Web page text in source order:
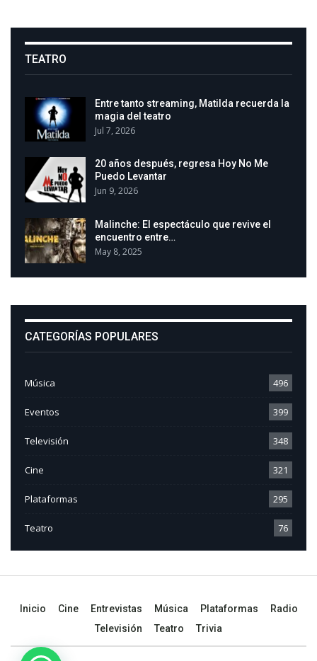
TEATRO
Entre tanto streaming, Matilda recuerda la
magia del teatro
Jul 7, 2026
20 años después, regresa Hoy No Me
Puedo Levantar
Jun 9, 2026
Malinche: El espectáculo que revive el
encuentro entre…
May 8, 2025
CATEGORÍAS POPULARES
Música 496
Eventos 399
Televisión 348
Cine 321
Plataformas 295
Teatro 76
Inicio Cine Entrevistas Música Plataformas
Radio
Televisión
Teatro Trivia